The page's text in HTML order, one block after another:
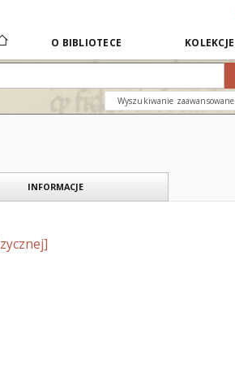
O BIBLIOTECE KOLEKCJE
Wyszukiwanie zaawansowane
INFORMACJE